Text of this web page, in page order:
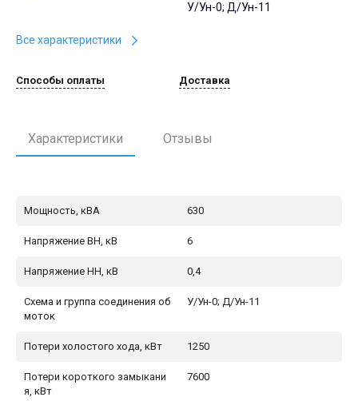
У/Ун-0; Д/Ун-11
Все характеристики
Способы оплаты Доставка
Характеристики Отзывы
Мощность, кВА 630
Напряжение ВН, кВ 6
Напряжение НН, кВ 0,4
Схема и группа соединения об
моток
У/Ун-0; Д/Ун-11
Потери холостого хода, кВт 1250
Потери короткого замыкани
я, кВт
7600